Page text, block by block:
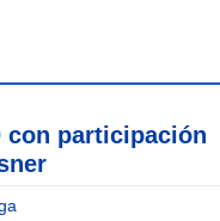
con participación